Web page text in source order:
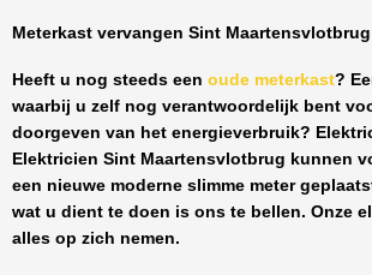
Meterkast vervangen Sint Maartensvlotbrug
Heeft u nog steeds een oude meterkast?
waarbij u zelf nog verantwoordelijk bent
doorgeven van het energieverbruik?
Elektricien Sint Maartensvlotbrug kunnen
een nieuwe moderne slimme meter
wat u dient te doen is ons te bellen. Onze
alles op zich nemen.